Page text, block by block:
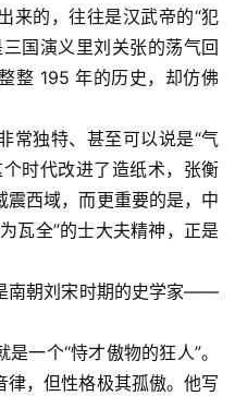
来的，往往是汉武帝的“犯
国演义里刘关张的荡气回
整 195 年的历史，却仿佛
常独特、甚至可以说是“气
时代改进了造纸术，张衡
西域，而更重要的是，中
瓦全”的士大夫精神，正是
南朝刘宋时期的史学家——
一个“恃才傲物的狂人”。
，但性格极其孤傲。他写